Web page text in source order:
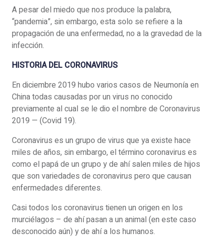
A pesar del miedo que nos produce la palabra,
“pandemia”, sin embargo, esta solo se refiere a la
propagación de una enfermedad, no a la gravedad de la
infección.
HISTORIA DEL CORONAVIRUS
En diciembre 2019 hubo varios casos de Neumonía en
China todas causadas por un virus no conocido
previamente al cual se le dio el nombre de Coronavirus
2019 — (Covid 19).
Coronavirus es un grupo de virus que ya existe hace
miles de años, sin embargo, el término coronavirus es
como el papá de un grupo y de ahí salen miles de hijos
que son variedades de coronavirus pero que causan
enfermedades diferentes.
Casi todos los coronavirus tienen un origen en los
murciélagos – de ahí pasan a un animal (en este caso
desconocido aún) y de ahí a los humanos.